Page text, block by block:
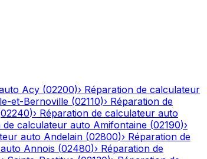
Acy (02200)› Réparation de calculateur
et-Bernoville (02110)› Réparation de
02240)› Réparation de calculateur auto
de calculateur auto Amifontaine (02190)›
auto Andelain (02800)› Réparation de
Annois (02480)› Réparation de